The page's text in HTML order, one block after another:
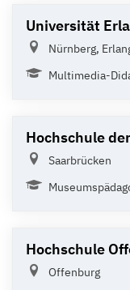
Universität
Nürnberg,
Multimedia-
Hochschule
Saarbrücken
Hochschule
Offenburg